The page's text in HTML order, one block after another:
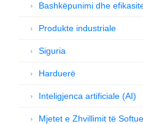
Bashkëpunimi dhe
Produkte industriale
Siguria
Harduerë
Inteligjenca artificiale (AI)
Mjetet e Zhvillimit të